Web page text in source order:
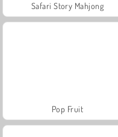
Safari Story Mahjong
Pop Fruit